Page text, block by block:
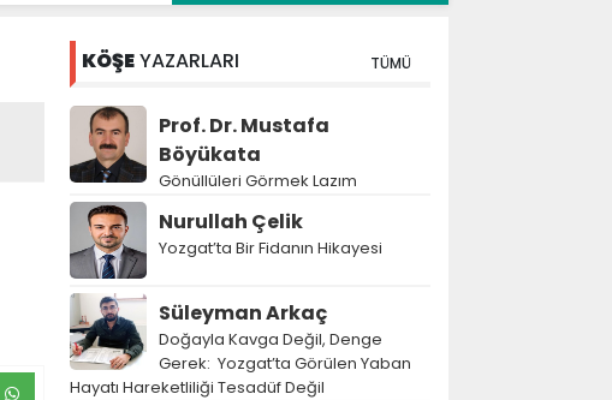
KÖŞEYAZARLARI TÜMÜ
Prof. Dr. Mustafa
Böyükata
Gönüllüleri Görmek Lazım
Nurullah Çelik
Yozgat’ta Bir Fidanın Hikayesi
Süleyman Arkaç
Doğayla Kavga Değil, Denge
Gerek: Yozgat’ta Görülen Yaban
Hayatı Hareketliliği Tesadüf Değil